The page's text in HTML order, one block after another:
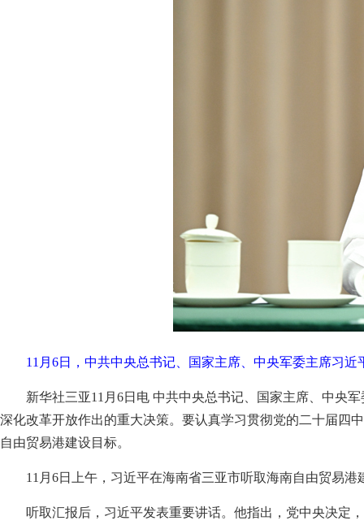
11月6日，中共中央总书记、国家主席、中央军委主席习
新华社三亚11月6日电 中共中央总书记、国家主席、中央
深化改革开放作出的重大决策。要认真学习贯彻党的二十届四
自由贸易港建设目标。
11月6日上午，习近平在海南省三亚市听取海南自由贸易
听取汇报后，习近平发表重要讲话。他指出，党中央决定